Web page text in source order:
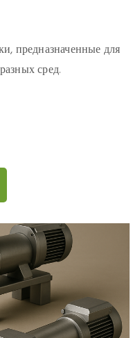
предназначенные для
сред.